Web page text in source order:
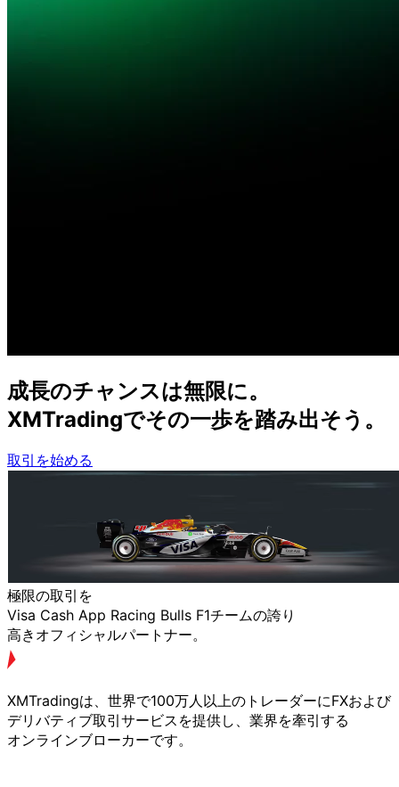
成長のチャンスは無限に。
XMTradingでその一歩を踏み出そう。
取引を始める
極限の取引を
Visa Cash App Racing Bulls F1チームの誇り
高きオフィシャルパートナー。
XMTradingは、 世界で100万人以上の トレーダーにFXおよび
デリバティブ取引サービスを提供し、 業界を牽引する
オンラインブローカーです。